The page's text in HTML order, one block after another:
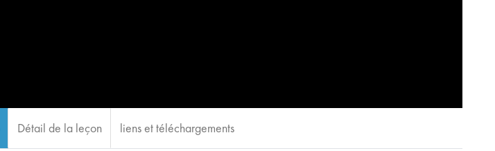
Détail de la leçon liens et téléchargements